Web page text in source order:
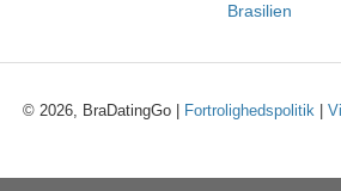
Brasilien
© 2026, BraDatingGo | Fortrolighedspolitik